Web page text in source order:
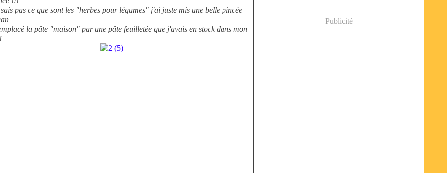
pas ce que sont les "herbes pour légumes" j'ai juste mis une belle pincée
la pâte "maison" par une pâte feuilletée que j'avais en stock dans mon
Publicité